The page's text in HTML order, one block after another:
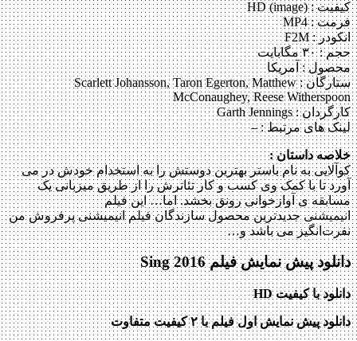
کیفیت : HD (image)
فرمت : MP4
انکودر : F2M
حجم : ۳۰ مگابایت
محصول : آمریکا
ستارگان :Scarlett Johansson, Taron Egerton, Matthew
McConaughey, Reese Witherspoon
کارگردان :Garth Jennings
لینک های مرتبط : –
خلاصه داستان :
کوآلایی به نام باستر بهترین دوستش را به استخدام خودش در می
آورد تا با کمک وی کسب و کار تئاترش را از طریق میزبانی یک
مسابقه ی آوازخوانی رونق بخشد. اما… این فیلم
انیمیشنی جدیدترین محصول سازندگان فیلم انیمیشنی پرفروش من
نفرت‌انگیز می باشد و…
دانلود پیش نمایش فیلم Sing 2016
دانلود با کیفیت HD
دانلود پیش نمایش اول فیلم با ۲ کیفیت متفاوت